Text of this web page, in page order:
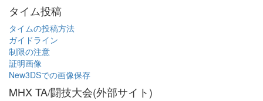
タイム投稿
タイムの投稿方法
ガイドライン
制限の注意
証明画像
New3DSでの画像保存
MHX TA/闘技大会(外部サイト)